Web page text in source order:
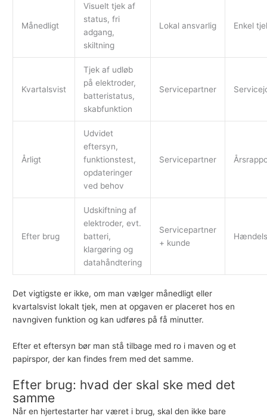
Månedligt
Visuelt tjek af
status, fri
adgang,
skiltning
Lokal ansvarlig Enkel
Kvartalsvist
Tjek af udløb
på elektroder,
batteristatus,
skabfunktion
Servicepartner
Årligt
Udvidet
eftersyn,
funktionstest,
opdateringer
ved behov
Servicepartner
Efter brug
Udskiftning af
elektroder, evt.
batteri,
klargøring og
datahåndtering
Servicepartner
+ kunde
Det vigtigste er ikke, om man vælger månedligt eller
kvartalsvist lokalt tjek, men at opgaven er placeret hos en
navngiven funktion og kan udføres på få minutter.
Efter et eftersyn bør man stå tilbage med ro i maven og et
papirspor, der kan findes frem med det samme.
Efter brug: hvad der skal ske med det
samme
Når en hjertestarter har været i brug, skal den ikke bare